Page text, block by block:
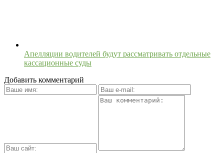
Апелляции водителей будут рассматривать отдельные
кассационные суды
Добавить комментарий